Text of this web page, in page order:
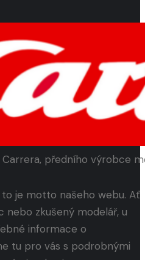
předního výrobce
je motto našeho webu. Ať
nebo zkušený modelář, u
informace o
tu pro vás s podrobnými